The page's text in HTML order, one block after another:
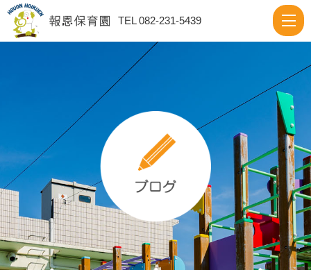
2024
10
月
保
育
園
TEL 082-231-5439